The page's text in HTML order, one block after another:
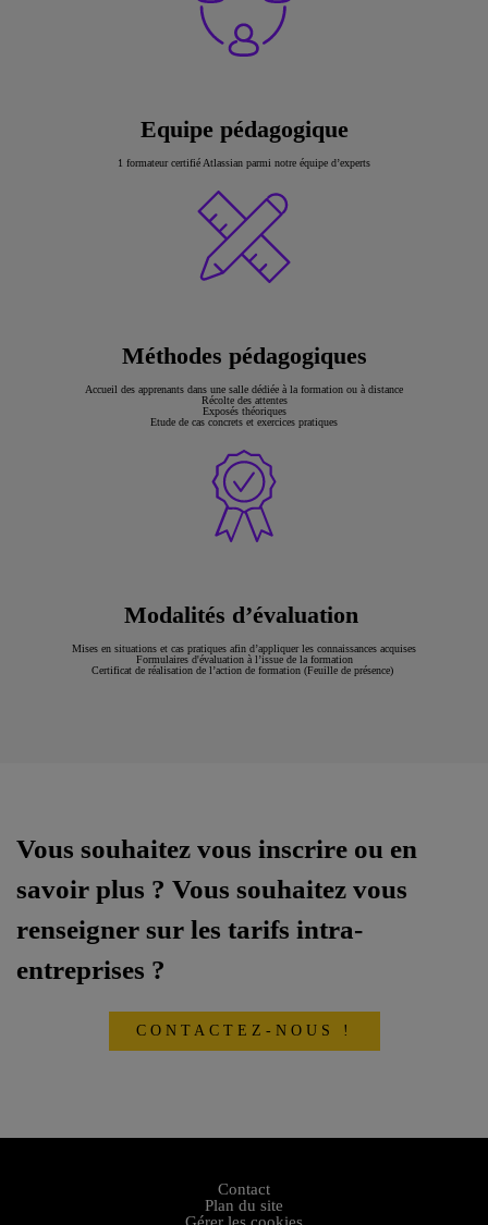
Equipe pédagogique
1 formateur certifié Atlassian parmi notre équipe d’experts
Méthodes pédagogiques
Accueil des apprenants dans une salle dédiée à la formation ou à distance
Récolte des attentes
Exposés théoriques
Etude de cas concrets et exercices pratiques
Modalités d’évaluation
Mises en situations et cas pratiques afin d’appliquer les connaissances acquises
Formulaires d'évaluation à l’issue de la formation
Certificat de réalisation de l’action de formation (Feuille de présence)
Vous souhaitez vous inscrire ou en
savoir plus ? Vous souhaitez vous
renseigner sur les tarifs intra-
entreprises ?
CONTACTEZ-NOUS !
Contact
Plan du site